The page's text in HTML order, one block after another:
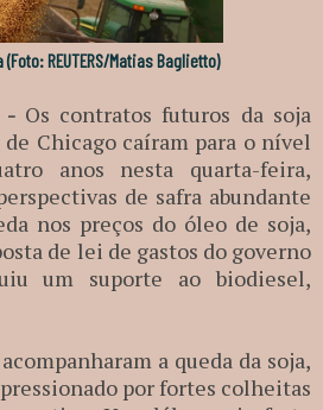
REUTERS/Matias Baglietto)
-Os contratos futuros da soja
de Chicago caíram para o nível
anos nesta quarta-feira,
de safra abundante
nos preços do óleo de soja,
de lei de gastos do governo
um suporte ao biodiesel,
a queda da soja,
por fortes colheitas